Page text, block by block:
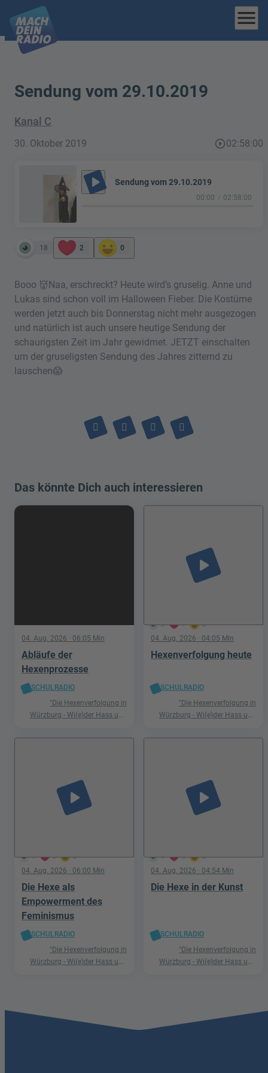
menu
Sendung vom 29.10.2019
Kanal C
30. Oktober 2019 play_circle_outline02:58:00
play_arrow Sendung vom 29.10.2019
00:00 02:58:00
18 2 0
Booo 👹Naa, erschreckt? Heute wird’s gruselig. Anne und
Lukas sind schon voll im Halloween Fieber. Die Kostüme
werden jetzt auch bis Donnerstag nicht mehr ausgezogen
und natürlich ist auch unsere heutige Sendung der
schaurigsten Zeit im Jahr gewidmet. JETZT einschalten
um der gruseligsten Sendung des Jahres zitternd zu
lauschen😱
Das könnte Dich auch interessieren
04. Aug. 2026 · 06:05 Min
Abläufe der
Hexenprozesse
SCHULRADIO
"Die Hexenverfolgung in
Würzburg - Wi(e)der Hass und
5 1 0
play_arrow
04. Aug. 2026 · 04:05 Min
Hexenverfolgung heute
SCHULRADIO
"Die Hexenverfolgung in
Würzburg - Wi(e)der Hass und
1 0 0
play_arrow
04. Aug. 2026 · 06:00 Min
Die Hexe als
Empowerment des
Feminismus
SCHULRADIO
"Die Hexenverfolgung in
Würzburg - Wi(e)der Hass und
1 0 0
play_arrow
04. Aug. 2026 · 04:54 Min
Die Hexe in der Kunst
SCHULRADIO
"Die Hexenverfolgung in
Würzburg - Wi(e)der Hass und